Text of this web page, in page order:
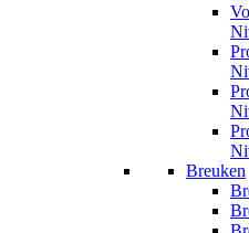
Breuken